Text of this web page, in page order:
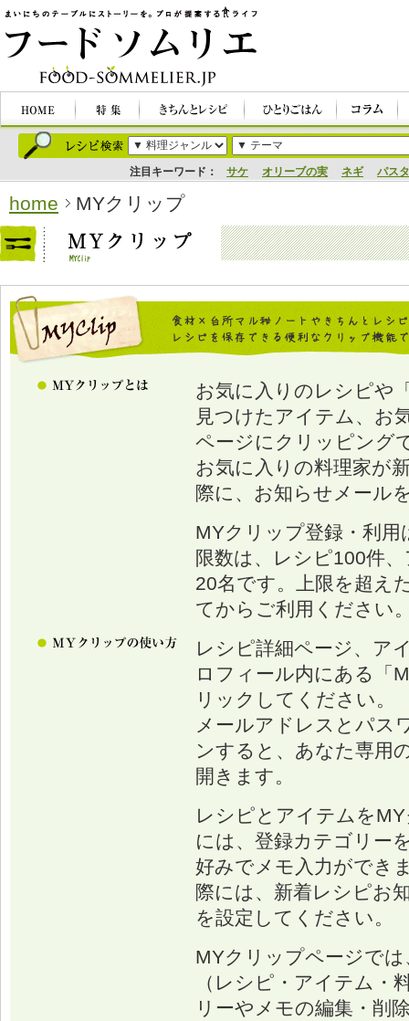
注目キーワード： サケ オリーブの実 ネギ パスタ
home MYクリップ
お気に入りのレシピや
見つけたアイテム、お
ページにクリッピング
お気に入りの料理家が
際に、お知らせメール
MYクリップ登録・利
限数は、レシピ100件
20名です。上限を超え
てからご利用ください
レシピ詳細ページ、ア
ロフィール内にある「
リックしてください。
メールアドレスとパス
ンすると、あなた専用
開きます。
レシピとアイテムを
には、登録カテゴリー
好みでメモ入力ができ
際には、新着レシピお
を設定してください。
MYクリップページで
（レシピ・アイテム・
リーやメモの編集・削